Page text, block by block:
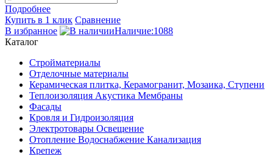
Подробнее
Купить в 1 клик Сравнение
В избранное
Наличие:1088
Каталог
Стройматериалы
Отделочные материалы
Керамическая плитка, Керамогранит, Мозаика, Ступени
Теплоизоляция Акустика Мембраны
Фасады
Кровля и Гидроизоляция
Электротовары Освещение
Отопление Водоснабжение Канализация
Крепеж